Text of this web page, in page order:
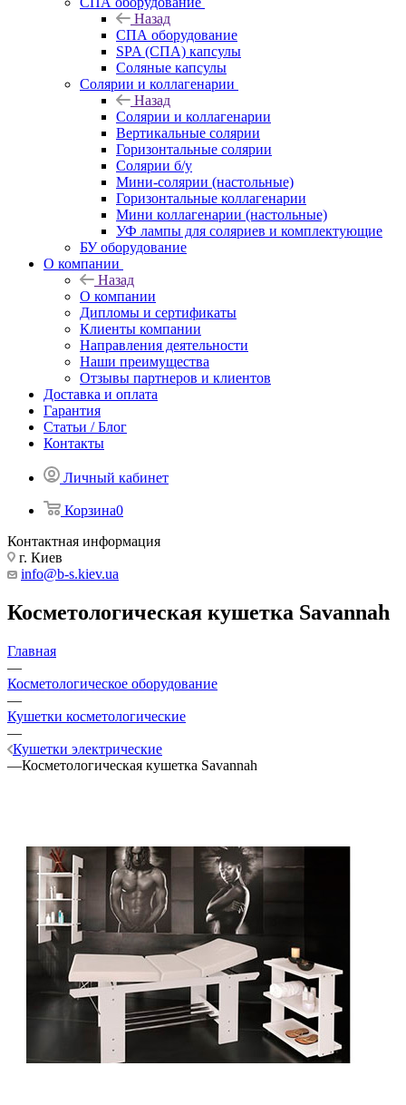
Назад
СПА оборудование
SPA (СПА) капсулы
Соляные капсулы
Солярии и коллагенарии
Назад
Солярии и коллагенарии
Вертикальные солярии
Горизонтальные солярии
Солярии б/у
Мини-солярии (настольные)
Горизонтальные коллагенарии
Мини коллагенарии (настольные)
УФ лампы для соляриев и комплектующие
БУ оборудование
О компании
Назад
О компании
Дипломы и сертификаты
Клиенты компании
Направления деятельности
Наши преимущества
Отзывы партнеров и клиентов
Доставка и оплата
Гарантия
Статьи / Блог
Контакты
Личный кабинет
Корзина0
Контактная информация
г. Киев
info@b-s.kiev.ua
Косметологическая кушетка Savannah
Главная
—
Косметологическое оборудование
—
Кушетки косметологические
—
Кушетки электрические
—Косметологическая кушетка Savannah